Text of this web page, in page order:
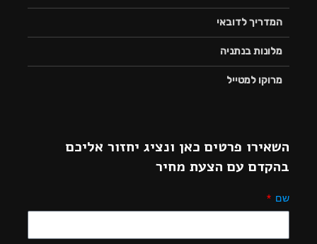
המדריך לדובאי
מלונות בנתניה
מרוקו למטייל
השאירו פרטים כאן ונציג יחזור אליכם
בהקדם עם הצעת מחיר
שם